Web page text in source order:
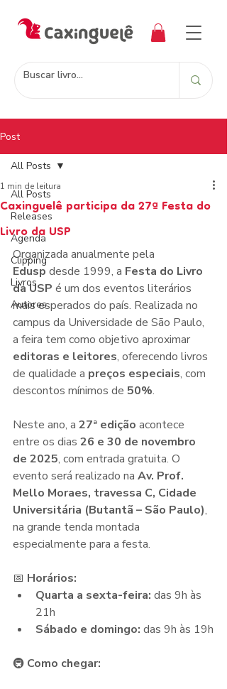
Post
All Posts
Releases
Agenda
Clipping
Livros
Autores
All Posts
Caxinguelê participa da 27ª Festa do
Livro da USP
1 min de leitura
Organizada anualmente pela
Edusp desde 1999, a Festa do Livro
da USP é um dos eventos literários
mais esperados do país. Realizada no
campus da Universidade de São Paulo,
a feira tem como objetivo aproximar
editoras e leitores, oferecendo livros
de qualidade a preços especiais, com
descontos mínimos de 50%.
Neste ano, a 27ª edição acontece
entre os dias 26 e 30 de novembro
de 2025, com entrada gratuita. O
evento será realizado na Av. Prof.
Mello Moraes, travessa C, Cidade
Universitária (Butantã – São Paulo),
na grande tenda montada
especialmente para a festa.
📅 Horários:
Quarta a sexta-feira: das 9h às
21h
Sábado e domingo: das 9h às 19h
🚇 Como chegar: